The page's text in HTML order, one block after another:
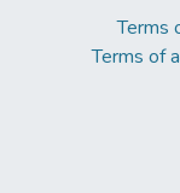
Terms
Terms of